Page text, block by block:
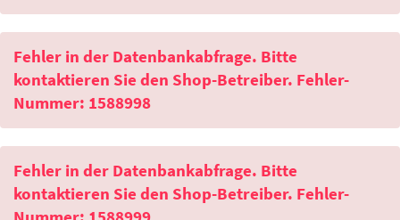
Fehler in der Datenbankabfrage. Bitte
kontaktieren Sie den Shop-Betreiber. Fehler-
Nummer: 1588998
Fehler in der Datenbankabfrage. Bitte
kontaktieren Sie den Shop-Betreiber. Fehler-